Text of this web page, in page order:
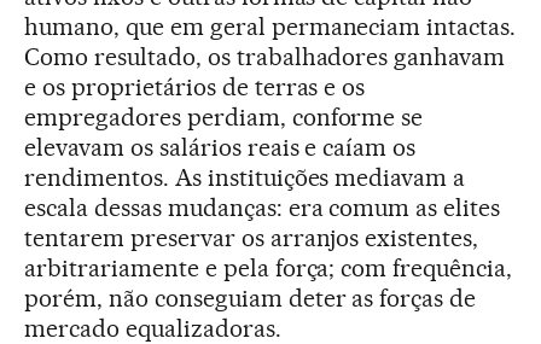
humano, que em geral permaneciam intactas.
Como resultado, os trabalhadores ganhavam
e os proprietários de terras e os
empregadores perdiam, conforme se
elevavam os salários reais e caíam os
rendimentos. As instituições mediavam a
escala dessas mudanças: era comum as elites
tentarem preservar os arranjos existentes,
arbitrariamente e pela força; com frequência,
porém, não conseguiam deter as forças de
mercado equalizadoras.